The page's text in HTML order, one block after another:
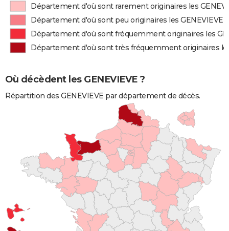
Département d'où sont rarement originaires les
Département d'où sont peu originaires les GENEVIEVE
Département d'où sont fréquemment originaires les
Département d'où sont très fréquemment originaires
Où décèdent les GENEVIEVE ?
Répartition des GENEVIEVE par département de décès.